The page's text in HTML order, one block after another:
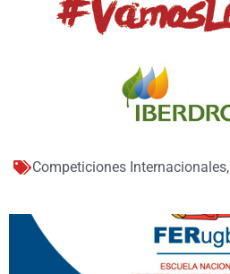
Competiciones Internacionales,